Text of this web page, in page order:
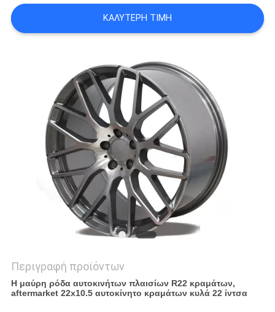
PRIVACY
POLICY
ΚΑΛΎΤΕΡΗ ΤΙΜΉ
Περιγραφή προϊόντων
Η μαύρη ρόδα αυτοκινήτων πλαισίων R22 κραμάτων,
aftermarket 22x10.5 αυτοκίνητο κραμάτων κυλά 22 ίντσα